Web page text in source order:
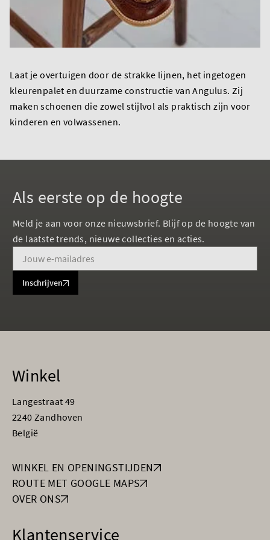
Laat je overtuigen door de strakke lijnen, het ingetogen
kleurenpalet en duurzame constructie van Angulus. Zij
maken schoenen die zowel stijlvol als praktisch zijn voor
kinderen en volwassenen.
Als eerste op de hoogte
Meld je aan voor onze nieuwsbrief. Blijf op de hoogte van
de laatste trends, nieuwe collecties en acties.
Inschrijven
Winkel
Langestraat 49
2240 Zandhoven
België
WINKEL EN OPENINGSTIJDEN
ROUTE MET GOOGLE MAPS
OVER ONS
Klantenservice